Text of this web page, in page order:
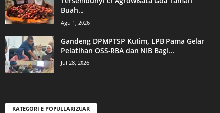
Buah...
Agu 1, 2026
Gandeng DPMPTSP Kutim, LPB Pama Gelar
Pelatihan OSS-RBA dan NIB Bagi...
Jul 28, 2026
KATEGORI E POPULLARIZUAR